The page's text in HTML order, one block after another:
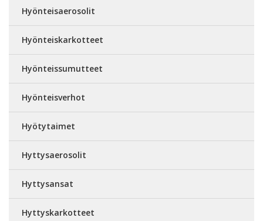
Hyönteisaerosolit
Hyönteiskarkotteet
Hyönteissumutteet
Hyönteisverhot
Hyötytaimet
Hyttysaerosolit
Hyttysansat
Hyttyskarkotteet